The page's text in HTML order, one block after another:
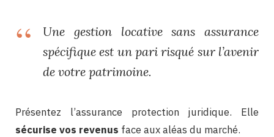
Une gestion locative sans assurance
spécifique est un pari risqué sur l’avenir
de votre patrimoine.
Présentez l’assurance protection juridique. Elle
sécurise vos revenus face aux aléas du marché.